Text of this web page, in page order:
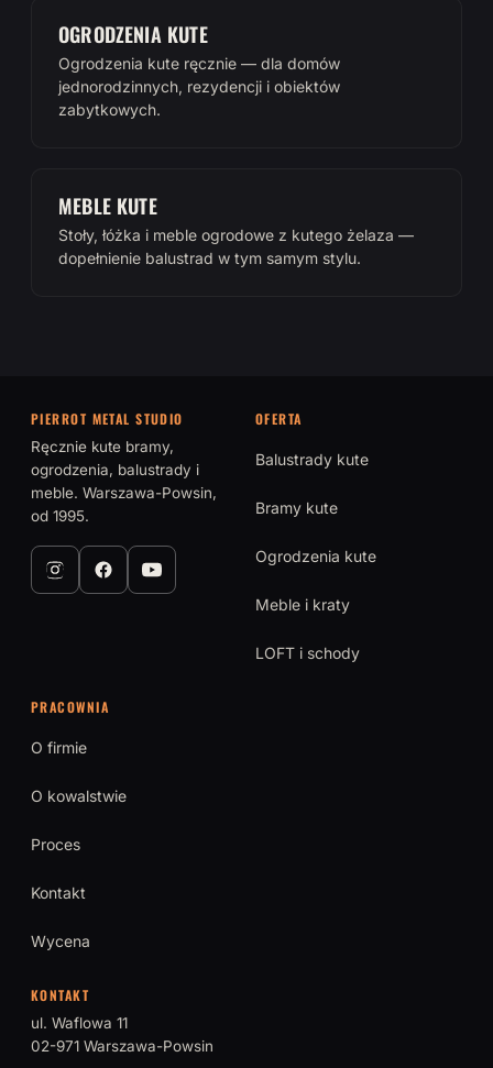
OGRODZENIA KUTE
Ogrodzenia kute ręcznie — dla domów
jednorodzinnych, rezydencji i obiektów
zabytkowych.
MEBLE KUTE
Stoły, łóżka i meble ogrodowe z kutego żelaza —
dopełnienie balustrad w tym samym stylu.
PIERROT METAL STUDIO
Ręcznie kute bramy,
ogrodzenia, balustrady i
meble. Warszawa-Powsin,
od 1995.
OFERTA
Balustrady kute
Bramy kute
Ogrodzenia kute
Meble i kraty
LOFT i schody
PRACOWNIA
O firmie
O kowalstwie
Proces
Kontakt
Wycena
KONTAKT
ul. Waflowa 11
02-971 Warszawa-Powsin